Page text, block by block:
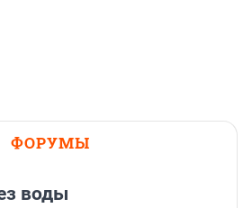
ФОРУМЫ
воды